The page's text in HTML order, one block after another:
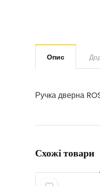
Опис
Ручка дверна
Схожі товари